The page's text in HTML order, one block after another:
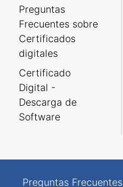
Preguntas
Frecuentes sobre
Certificados
digitales
Certificado
Digital -
Descarga de
Software
Preguntas Frecuentes